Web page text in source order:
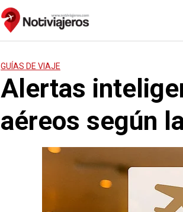
GUÍAS DE VIAJE
Alertas
aéreos según